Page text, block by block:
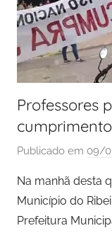
Professores
Publicado em 09/
Na manhã desta
Município do
Prefeitura